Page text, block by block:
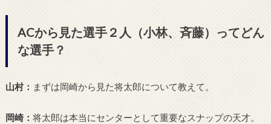
ACから見た選手２人（小林、斉藤）ってどん
な選手？
山村： まずは岡崎から見た将太郎について教えて。
岡崎： 将太郎は本当にセンターとして重要なスナップの天才。